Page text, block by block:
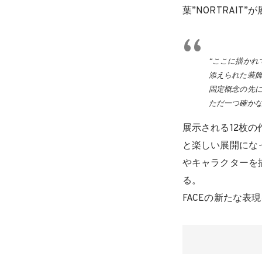
葉”NORTRAIT”
“ここに描かれ
添えられた装
固定概念の先
ただ一つ確か
展示される12枚
と楽しい展開に
やキャラクターを
る。
FACEの新たな表